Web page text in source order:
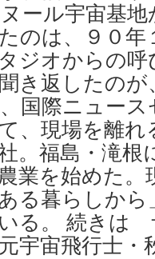
ール宇宙基
のは、９０
ジオからの
き返したの
国際ニュー
、現場を離
。福島・滝根
業を始めた。
る暮らしか
る。 続きは
宇宙飛行士・